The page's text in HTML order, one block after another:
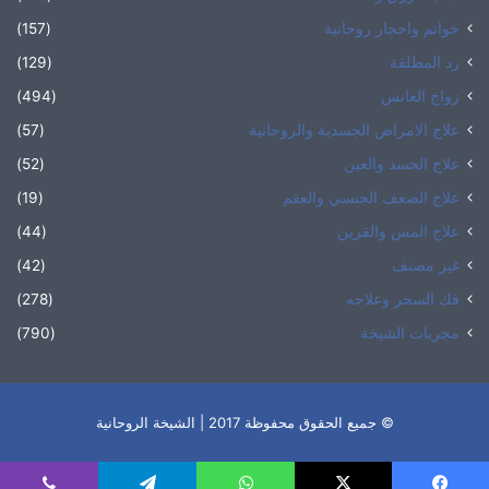
خواتم واحجار روحانية
(157)
رد المطلقة
(129)
زواج العانس
(494)
علاج الامراض الجسدية والروحانية
(57)
علاج الحسد والعين
(52)
علاج الضعف الجنسي والعقم
(19)
علاج المس والقرين
(44)
غير مصنف
(42)
فك السحر وعلاجه
(278)
مجربات الشيخة
(790)
© جميع الحقوق محفوظة 2017 | الشيخة الروحانية